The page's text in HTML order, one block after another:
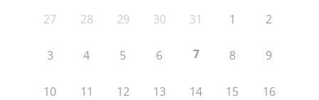
27 28 29 30 31 1 2
3 4 5 6 7 8 9
10 11 12 13 14 15 16